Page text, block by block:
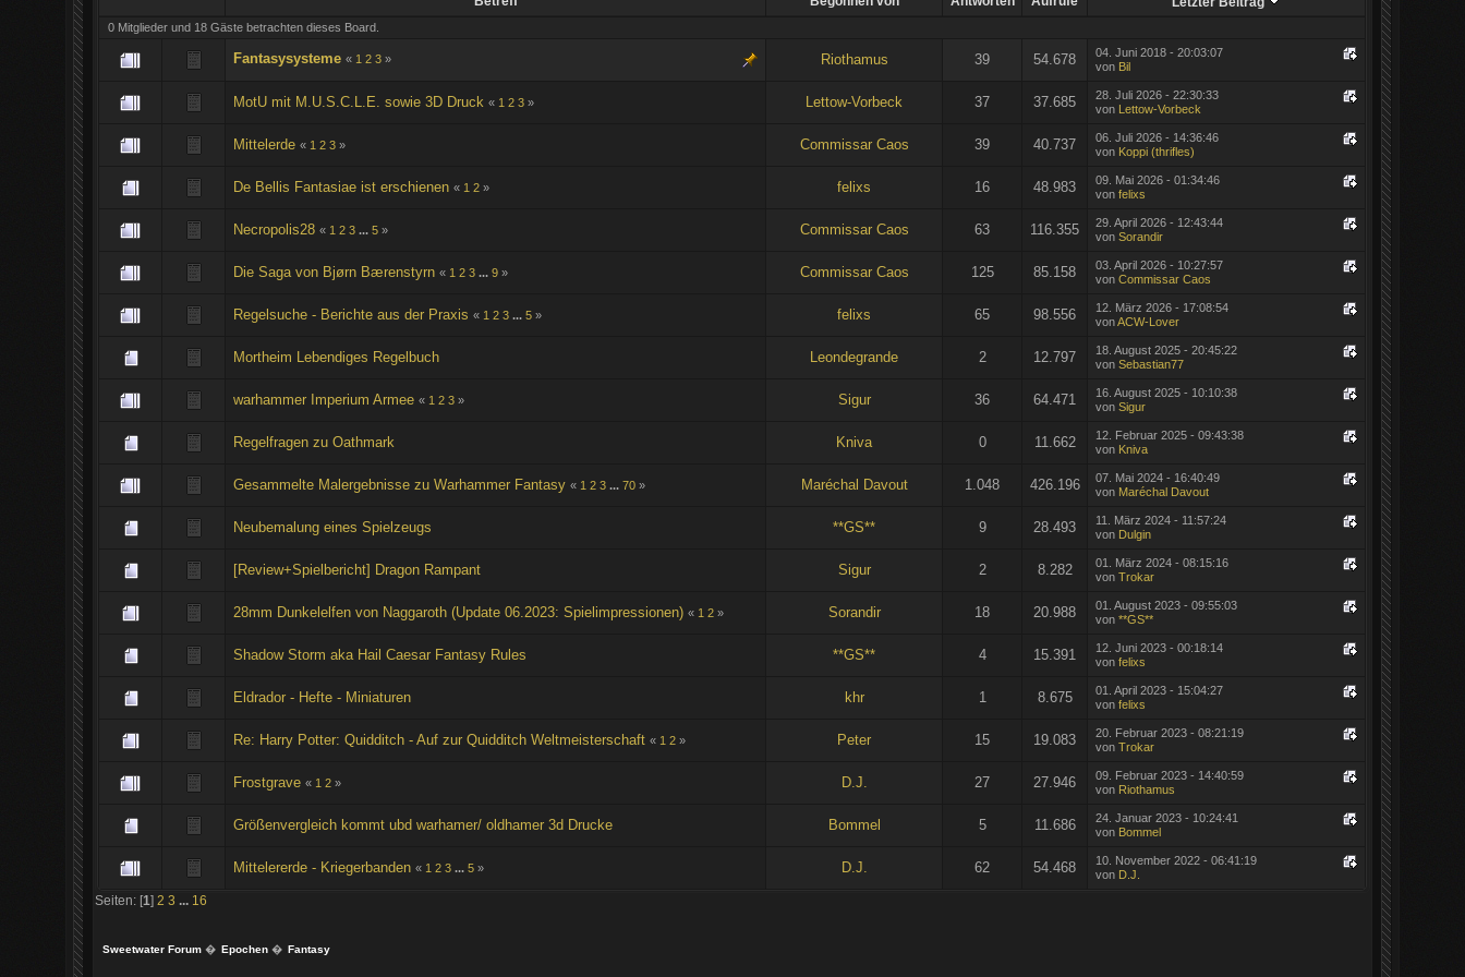
0 Mitglieder und 18 Gäste betrachten dieses Board.
Fantasysysteme « 1 2 3» Riothamus 39 54.678
04. Juni 2018 - 20:03:07
von Bil
MotU mit M.U.S.C.L.E. sowie 3D Druck « 1 2 3» Lettow-Vorbeck 37 37.685
28. Juli 2026 - 22:30:33
von Lettow-Vorbeck
Mittelerde « 1 2 3» Commissar Caos 39 40.737
06. Juli 2026 - 14:36:46
von Koppi (thrifles)
De Bellis Fantasiae ist erschienen « 1 2» felixs 16 48.983
09. Mai 2026 - 01:34:46
von felixs
Necropolis28 « 1 2 3 ... 5» Commissar Caos 63 116.355
29. April 2026 - 12:43:44
von Sorandir
Die Saga von Bjørn Bærenstyrn « 1 2 3 ... 9» Commissar Caos 125 85.158
03. April 2026 - 10:27:57
von Commissar Caos
Regelsuche - Berichte aus der Praxis « 1 2 3 ... 5» felixs 65 98.556
12. März 2026 - 17:08:54
vonACW-Lover
Mortheim Lebendiges Regelbuch Leondegrande 2 12.797
18. August 2025 - 20:45:22
von Sebastian77
warhammer Imperium Armee « 1 2 3» Sigur 36 64.471
16. August 2025 - 10:10:38
von Sigur
Regelfragen zu Oathmark Kniva 0 11.662
12. Februar 2025 - 09:43:38
von Kniva
Gesammelte Malergebnisse zu Warhammer Fantasy « 1 2 3 ... 70» Maréchal Davout 1.048 426.196
07. Mai 2024 - 16:40:49
von Maréchal Davout
Neubemalung eines Spielzeugs **GS** 9 28.493
11. März 2024 - 11:57:24
von Dulgin
[Review+Spielbericht] Dragon Rampant Sigur 2 8.282
01. März 2024 - 08:15:16
von Trokar
28mm Dunkelelfen von Naggaroth (Update 06.2023: Spielimpressionen) « 1 2» Sorandir 18 20.988
01. August 2023 - 09:55:03
von **GS**
Shadow Storm aka Hail Caesar Fantasy Rules **GS** 4 15.391
12. Juni 2023 - 00:18:14
von felixs
Eldrador - Hefte - Miniaturen khr 1 8.675
01. April 2023 - 15:04:27
von felixs
Re: Harry Potter: Quidditch - Auf zur Quidditch Weltmeisterschaft « 1 2» Peter 15 19.083
20. Februar 2023 - 08:21:19
von Trokar
Frostgrave « 1 2» D.J. 27 27.946
09. Februar 2023 - 14:40:59
von Riothamus
Größenvergleich kommt ubd warhamer/ oldhamer 3d Drucke Bommel 5 11.686
24. Januar 2023 - 10:24:41
von Bommel
Mittelererde - Kriegerbanden « 1 2 3 ... 5» D.J. 62 54.468
10. November 2022 - 06:41:19
von D.J.
Seiten: [1]2 3 16
Sweetwater Forum� Epochen� Fantasy